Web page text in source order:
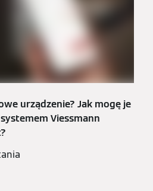
urządzenie? Jak mogę je
Viessmann